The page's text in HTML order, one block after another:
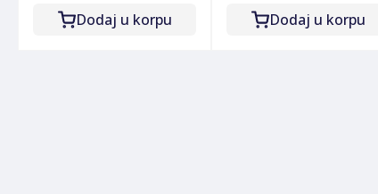
2200WDodaj u korpu
PWS-000291-01
Dodaj u korpu